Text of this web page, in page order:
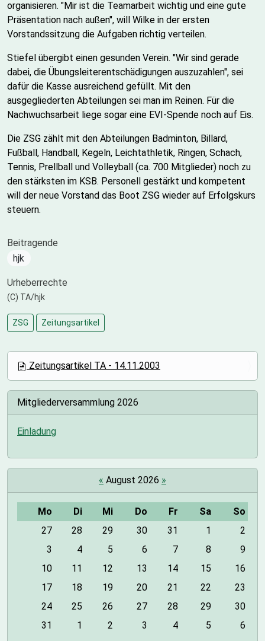
organisieren. "Mir ist die Teamarbeit wichtig und eine gute
Präsentation nach außen", will Wilke in der ersten
Vorstandssitzung die Aufgaben richtig verteilen.
Stiefel übergibt einen gesunden Verein. "Wir sind gerade
dabei, die Übungsleiterentschädigungen auszuzahlen", sei
dafür die Kasse ausreichend gefüllt. Mit den
ausgegliederten Abteilungen sei man im Reinen. Für die
Nachwuchsarbeit liege sogar eine EVI-Spende noch auf Eis.
Die ZSG zählt mit den Abteilungen Badminton, Billard,
Fußball, Handball, Kegeln, Leichtathletik, Ringen, Schach,
Tennis, Prellball und Volleyball (ca. 700 Mitglieder) noch zu
den stärksten im KSB. Personell gestärkt und kompetent
will der neue Vorstand das Boot ZSG wieder auf Erfolgskurs
steuern.
Beitragende
hjk
Urheberrechte
(C) TA/hjk
ZSG Zeitungsartikel
g
i
o
Zeitungsartikel TA - 14.11.2003
Mitgliederversammlung 2026
Einladung
« August 2026 »
Mo Di Mi Do Fr Sa
So
27
28 29 30 31 1
2
3
4 5 6 7 8
9
10
11 12 13 14 15
16
17
18 19 20 21 22
23
24
25 26 27 28 29
30
31
1 2 3 4 5 6